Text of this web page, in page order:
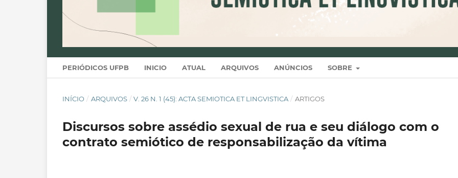
PERIÓDICOS UFPB INICIO ATUAL ARQUIVOS ANÚNCIOS SOBRE
INÍCIO / ARQUIVOS / V. 26 N. 1 (45): ACTA SEMIOTICA ET LINGVISTICA / ARTIGOS
Discursos sobre assédio sexual de rua e seu diálogo com o
contrato semiótico de responsabilização da vítima